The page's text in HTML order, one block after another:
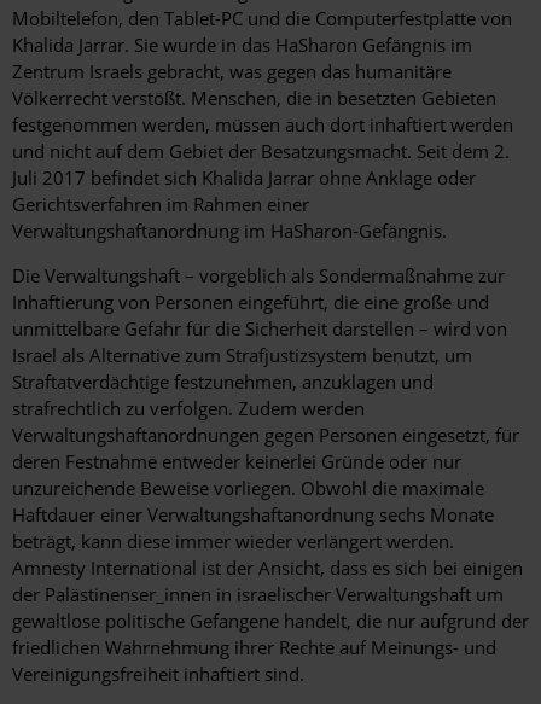
Mobiltelefon, den Tablet-PC und die Computerfestplatte von
Khalida Jarrar. Sie wurde in das HaSharon Gefängnis im
Zentrum Israels gebracht, was gegen das humanitäre
Völkerrecht verstößt. Menschen, die in besetzten Gebieten
festgenommen werden, müssen auch dort inhaftiert werden
und nicht auf dem Gebiet der Besatzungsmacht. Seit dem 2.
Juli 2017 befindet sich Khalida Jarrar ohne Anklage oder
Gerichtsverfahren im Rahmen einer
Verwaltungshaftanordnung im HaSharon-Gefängnis.
Die Verwaltungshaft – vorgeblich als Sondermaßnahme zur
Inhaftierung von Personen eingeführt, die eine große und
unmittelbare Gefahr für die Sicherheit darstellen – wird von
Israel als Alternative zum Strafjustizsystem benutzt, um
Straftatverdächtige festzunehmen, anzuklagen und
strafrechtlich zu verfolgen. Zudem werden
Verwaltungshaftanordnungen gegen Personen eingesetzt, für
deren Festnahme entweder keinerlei Gründe oder nur
unzureichende Beweise vorliegen. Obwohl die maximale
Haftdauer einer Verwaltungshaftanordnung sechs Monate
beträgt, kann diese immer wieder verlängert werden.
Amnesty International ist der Ansicht, dass es sich bei einigen
der Palästinenser_innen in israelischer Verwaltungshaft um
gewaltlose politische Gefangene handelt, die nur aufgrund der
friedlichen Wahrnehmung ihrer Rechte auf Meinungs- und
Vereinigungsfreiheit inhaftiert sind.